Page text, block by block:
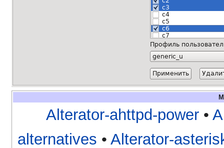
Alterator-ahttpd-power •
alternatives • Alterator-